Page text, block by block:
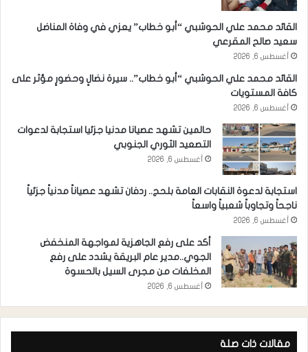
القائد محمد علي الحوشبي “أبو خطاب” يعزي في وفاة المناضل
سعيد صالح المقرعي
أغسطس 6, 2026
القائد محمد علي الحوشبي “أبو خطاب”.. سيرة نضالٍ وحضورٍ مؤثر على
كافة المستويات
أغسطس 6, 2026
حالمين تشهد عصيانا مدنيا جزئيا استجابة لدعوات
التصعيد الثوري الجنوبي
أغسطس 6, 2026
استجابة لدعوة النقابات العامة بلحج.. ردفان تشهد عصياناً مدنياً جزئياً
ناجحاً وتجاوباً شعبياً واسعاً
أغسطس 6, 2026
أكد على رفع الجاهزية لمواجهة المنخفض
الجوي..مدير عام البريقة يشدد على رفع
المخلفات من مجرى السيل بالحسوة
أغسطس 6, 2026
مقالات ذات صلة